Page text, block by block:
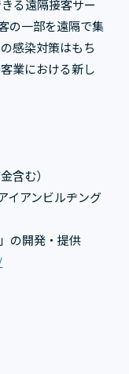
る遠隔接客サー
の一部を遠隔で集
感染対策はもち
業における新し
含む）
イアンビルヂング
の開発・提供